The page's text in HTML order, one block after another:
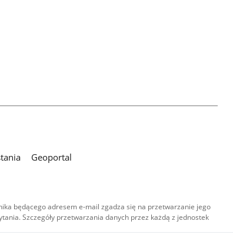
Geoportal
będącego adresem e-mail zgadza się na przetwarzanie jego
Szczegóły przetwarzania danych przez każdą z jednostek